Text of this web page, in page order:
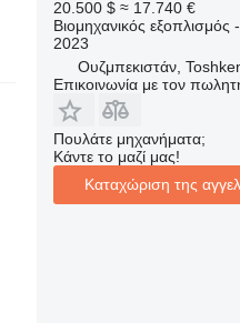
20.500 $ ≈ 17.740 €
Βιομηχανικός εξοπλισμός
2023
Ουζμπεκιστάν,
Επικοινωνία με τον
Πουλάτε μηχανήματα;
Κάντε το μαζί μας!
Καταχώριση της